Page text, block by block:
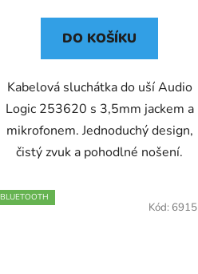
DO KOŠÍKU
Kabelová sluchátka do uší Audio
Logic 253620 s 3,5mm jackem a
mikrofonem. Jednoduchý design,
čistý zvuk a pohodlné nošení.
BLUETOOTH
Kód: 6915